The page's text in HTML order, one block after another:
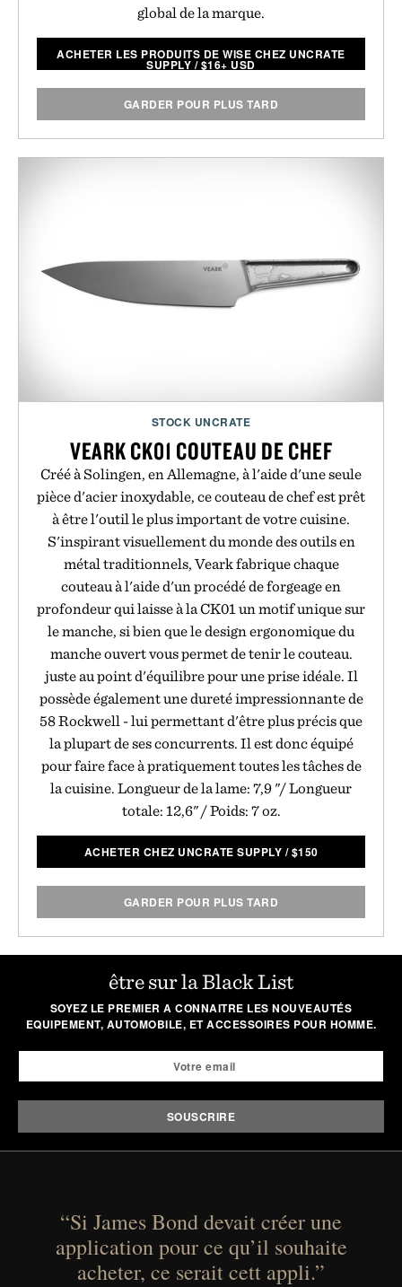
global de la marque.
ACHETER LES PRODUITS DE WISE CHEZ UNCRATE
SUPPLY /$16+ USD
GARDER POUR PLUS TARD
STOCK UNCRATE
VEARK CK01 COUTEAU DE CHEF
Créé à Solingen, en Allemagne, à l'aide d'une seule
pièce d'acier inoxydable, ce couteau de chef est prêt
à être l'outil le plus important de votre cuisine.
S'inspirant visuellement du monde des outils en
métal traditionnels, Veark fabrique chaque
couteau à l'aide d'un procédé de forgeage en
profondeur qui laisse à la CK01 un motif unique sur
le manche, si bien que le design ergonomique du
manche ouvert vous permet de tenir le couteau.
juste au point d'équilibre pour une prise idéale. Il
possède également une dureté impressionnante de
58 Rockwell - lui permettant d'être plus précis que
la plupart de ses concurrents. Il est donc équipé
pour faire face à pratiquement toutes les tâches de
la cuisine. Longueur de la lame: 7,9 "/ Longueur
totale: 12,6" / Poids: 7 oz.
ACHETER CHEZ UNCRATE SUPPLY /$150
GARDER POUR PLUS TARD
être sur la Black List
SOYEZ LE PREMIER A CONNAITRE LES NOUVEAUTÉS
EQUIPEMENT, AUTOMOBILE, ET ACCESSOIRES POUR HOMME.
“Si James Bond devait créer une
application pour ce qu’il souhaite
acheter, ce serait cett appli.”